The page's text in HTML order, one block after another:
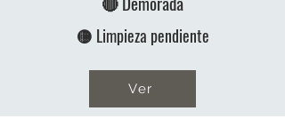
🟡 Limpieza pendiente
Ver